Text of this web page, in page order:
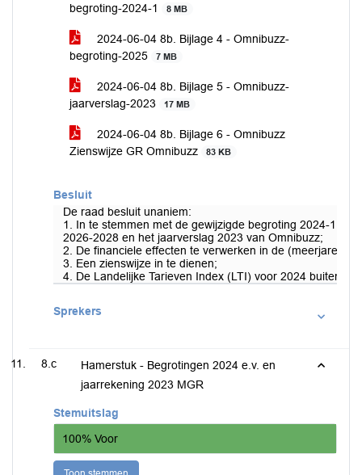
begroting-2024-1
8 MB
2024-06-04 8b. Bijlage 4 - Omnibuzz-
begroting-2025
7 MB
2024-06-04 8b. Bijlage 5 - Omnibuzz-
jaarverslag-2023
17 MB
2024-06-04 8b. Bijlage 6 - Omnibuzz
Zienswijze GR Omnibuzz
83 KB
Besluit
De raad besluit unaniem:
1. In te stemmen met de gewijzigde begroting 2024-1,
2026-2028 en het jaarverslag 2023 van Omnibuzz;
2. De financiele effecten te verwerken in de
3. Een zienswijze in te dienen;
4. De Landelijke Tarieven Index (LTI) voor 2024 buiten
Sprekers
8.c
Hamerstuk - Begrotingen 2024 e.v. en
jaarrekening 2023 MGR
Stemuitslag
100% Voor